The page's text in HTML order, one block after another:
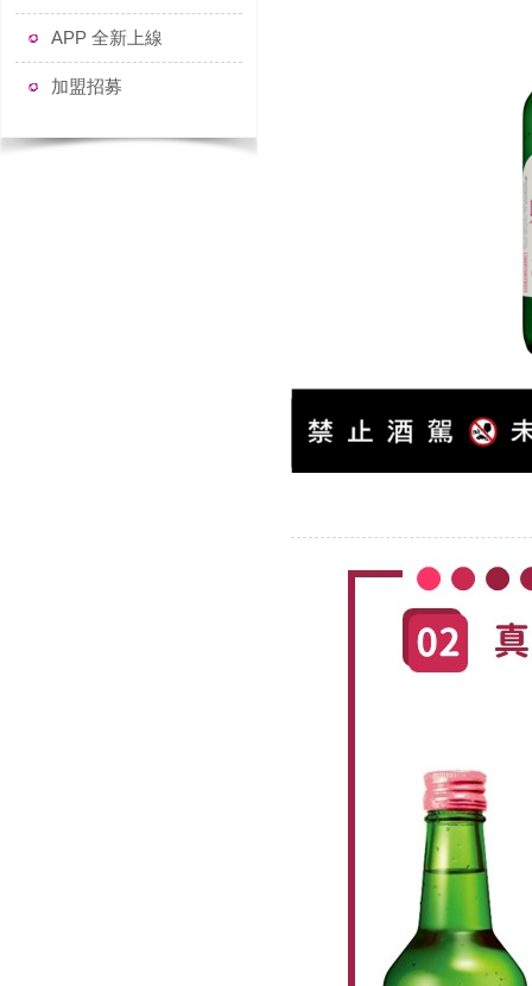
APP 全新上線
加盟招募